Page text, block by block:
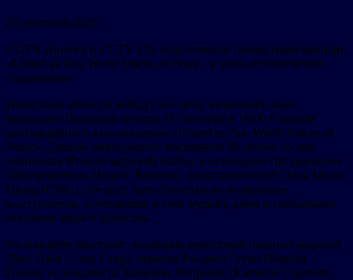
23 сентября 2025
CGTN America и CCTV UN подготовили совместный концерт
«United as One World Voices of Peace» в честь исторической
годовщины.
Известные артисты выйдут на сцену культового нью-
йоркского Линкольн-центра 23 сентября в 19:00 в рамках
долгожданного киноконцерта «United as One World Voices of
Peace». Данное мероприятие посвящено 80-летию со дня
окончания Второй мировой войны и основания Организации
Объединенных Наций. Концерт, представленный China Media
Group (CMG), обещает быть богатым на необычные
выступления, сочетающие в себе музыку, кино и глобальные
послания мира и единства.
На концерте выступят: всемирно известный пианист-виртуоз
Ланг Ланг (Lang Lang), скрипач Рэндалл Гусби (Randall
Goosby) и вокалисты Камерон Лопреоре (Kameron Lopreore),